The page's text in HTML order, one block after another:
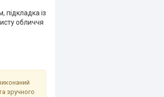
підкладка із
обличчя
зручного